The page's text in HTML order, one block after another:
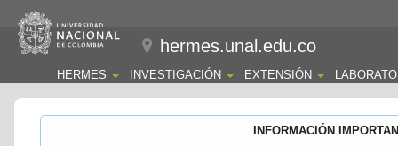
hermes.unal.edu.co
HERMES INVESTIGACIÓN EXTENSIÓN
INFORMACIÓN